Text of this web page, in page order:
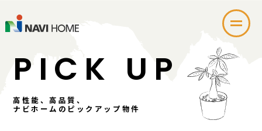
PICK UP
高性能、高品質、
ナビホームのピックアップ物件